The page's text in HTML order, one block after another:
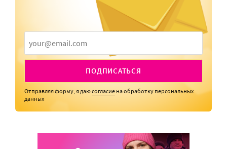
ПОДПИСАТЬСЯ
Отправляя форму, я даюсогласие на обработку персональных
данных